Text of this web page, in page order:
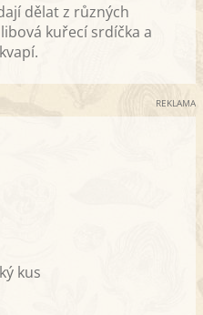
dělat z různých
kuřecí srdíčka a
REKLAMA
kus